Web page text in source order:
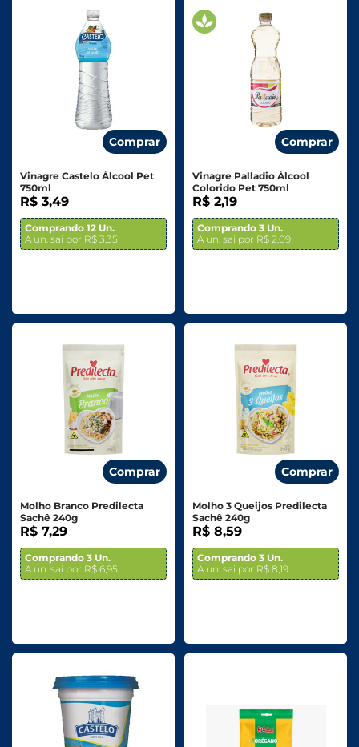
Comprar
Vinagre Castelo Álcool Pet
750ml
R$ 3,49
Comprando 12 Un.
A un. sai por R$ 3,35
Comprar
Vinagre Palladio Álcool
Colorido Pet 750ml
R$ 2,19
Comprando 3 Un.
A un. sai por R$ 2,09
Comprar
Molho Branco Predilecta
Sachê 240g
R$ 7,29
Comprando 3 Un.
A un. sai por R$ 6,95
Comprar
Molho 3 Queijos Predilecta
Sachê 240g
R$ 8,59
Comprando 3 Un.
A un. sai por R$ 8,19